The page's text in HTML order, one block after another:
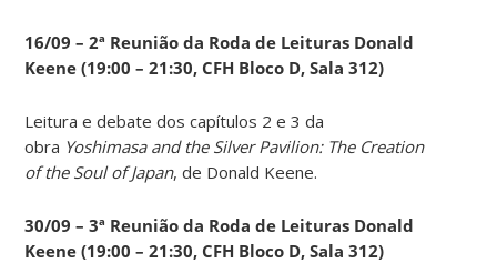
16/09 – 2ª Reunião da Roda de Leituras Donald
Keene (19:00 – 21:30, CFH Bloco D, Sala 312)
Leitura e debate dos capítulos 2 e 3 da
obra Yoshimasa and the Silver Pavilion: The Creation
of the Soul of Japan, de Donald Keene.
30/09 – 3ª Reunião da Roda de Leituras Donald
Keene (19:00 – 21:30, CFH Bloco D, Sala 312)